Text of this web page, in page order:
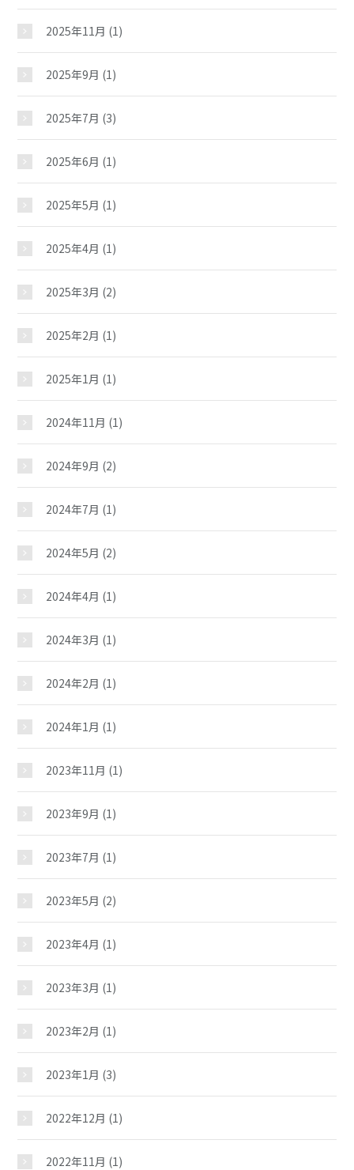
大徳児童館
おしらせ
じどうかんだより
イベント
スケジュール
施設紹介
教室紹介
夢ステーション
児童クラブ
2025年11月 (1)
2025年9月 (1)
2025年7月 (3)
2025年6月 (1)
2025年5月 (1)
2025年4月 (1)
2025年3月 (2)
2025年2月 (1)
2025年1月 (1)
2024年11月 (1)
2024年9月 (2)
2024年7月 (1)
2024年5月 (2)
2024年4月 (1)
2024年3月 (1)
2024年2月 (1)
2024年1月 (1)
2023年11月 (1)
2023年9月 (1)
2023年7月 (1)
2023年5月 (2)
2023年4月 (1)
2023年3月 (1)
2023年2月 (1)
2023年1月 (3)
2022年12月 (1)
2022年11月 (1)